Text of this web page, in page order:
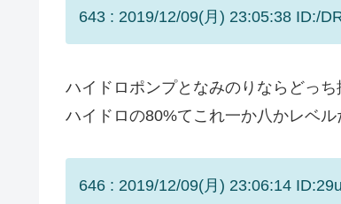
643 : 2019/12/09(月) 23:05:38 ID:/
ハイドロポンプとなみのりならどっち
ハイドロの80%てこれ一か八かレベル
646 : 2019/12/09(月) 23:06:14